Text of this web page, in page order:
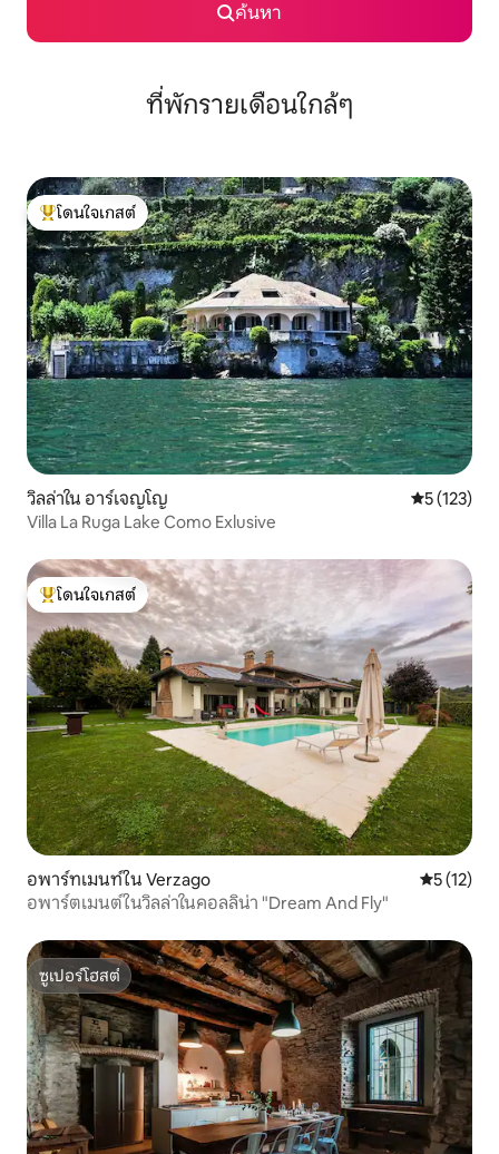
ค้นหา
ที่พักรายเดือนใกล้ๆ
โดนใจเกสต์ที่สุด
โดนใจเกสต์
วิลล่าใน อาร์เจญโญ คะแนนเฉลี่
5 (123)
Villa La Ruga Lake Como Exlusive
โดนใจเกสต์ที่สุด
โดนใจเกสต์
อพาร์ทเมนท์ใน Verzago คะแนนเฉลี่
5 (12)
อพาร์ตเมนต์ในวิลล่าในคอลลิน่า "Dream And Fly"
ซูเปอร์โฮสต์
ซูเปอร์โฮสต์